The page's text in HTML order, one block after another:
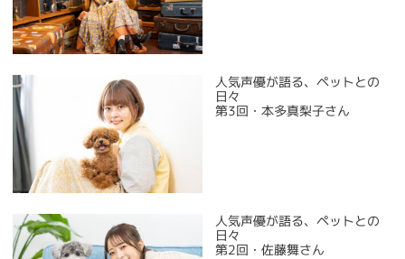
人気声優が語る、ペットとの
日々
第3回・本多真梨子さん
人気声優が語る、ペットとの
日々
第2回・佐藤舞さん